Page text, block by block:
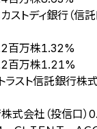
トディ銀行（信託
百万株1.32%
百万株1.21%
ラスト信託銀行株
式会社（投信口）